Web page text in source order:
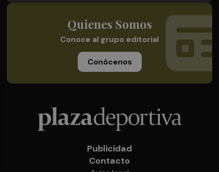
Quienes Somos
Conoce al grupo editorial
Conócenos
Publicidad
Contacto